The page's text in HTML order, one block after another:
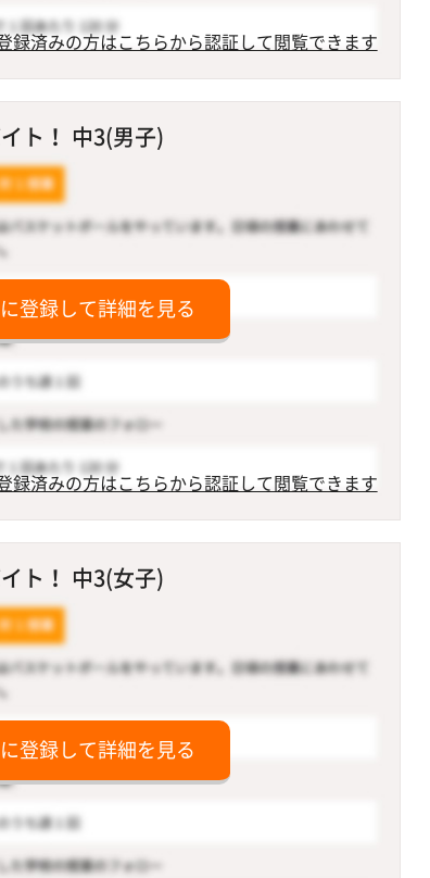
録済みの方はこちらから認証して閲覧できます
ト！ 中3(男子)
登録して詳細を見る
録済みの方はこちらから認証して閲覧できます
ト！ 中3(女子)
登録して詳細を見る